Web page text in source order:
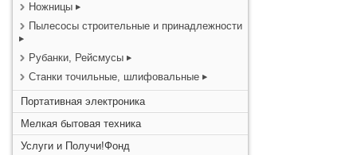
Ножницы
Пылесосы строительные и принадлежности
Рубанки, Рейсмусы
Станки точильные, шлифовальные
Портативная электроника
Мелкая бытовая техника
Услуги и Получи!Фонд